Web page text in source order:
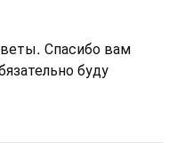
Спасибо вам
буду